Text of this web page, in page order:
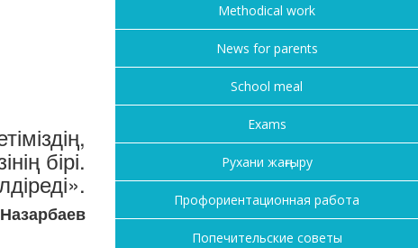
бірі.
Methodical work
News for parents
School meal
Exams
Рухани жаңғыру
Профориентационная работа
Попечительские советы